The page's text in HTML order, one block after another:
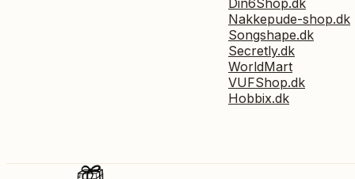
Din6Shop.dk
Nakkepude-shop.dk
Songshape.dk
Secretly.dk
WorldMart
VUFShop.dk
Hobbix.dk